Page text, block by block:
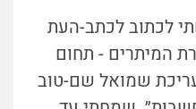
לכתוב לכתב-העת
המיתרים - תחום
שמואל שם-טוב